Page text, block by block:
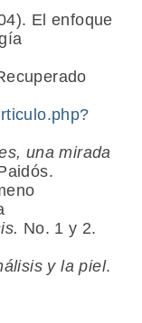
El enfoque
una mirada
No. 1 y 2.
y la piel.